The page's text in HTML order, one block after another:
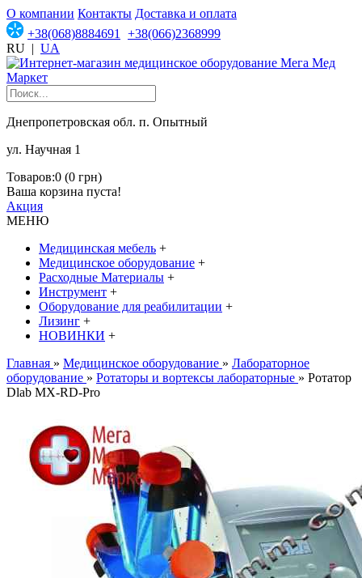
О компании Контакты Доставка и оплата
+38(068)8884691
+38(066)2368999
RU | UA
Днепропетровская обл. п. Опытный
ул. Научная 1
Товаров:0 (0 грн)
Ваша корзина пуста!
Акция
МЕНЮ
Медицинская мебель +
Медицинское оборудование +
Расходные Материалы +
Инструмент +
Оборудование для реабилитации +
Лизинг +
НОВИНКИ +
Главная » Медицинское оборудование » Лабораторное
оборудование » Ротаторы и вортексы лабораторные » Ротатор
Dlab MX-RD-Pro